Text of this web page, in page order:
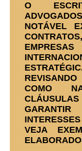
O
NOTÁVEL
COMO
VEJA